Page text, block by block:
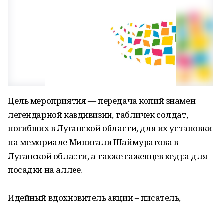
Цель мероприятия — передача копий знамен
легендарной кавдивизии, табличек солдат,
погибших в Луганской области, для их установки
на мемориале Минигали Шаймуратова в
Луганской области, а также саженцев кедра для
посадки на аллее.
Идейный вдохновитель акции – писатель,